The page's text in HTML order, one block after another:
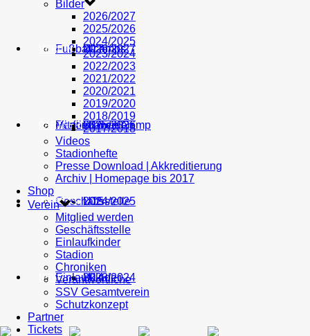
U17
U16
U15
U14
Fußballcamps
Performance Camp
2026/2027
2025/2026
2024/2025
2023/2024
VEREIN
Mitglied werden
Geschäftsstelle
Einlaufkinder
PARTNER
TICKETS
NEWS
Bilder
2026/2027
2025/2026
2024/2025
2023/2024
2022/2023
2021/2022
2020/2021
2019/2020
2018/2019
2017/2018
Videos
Stadionhefte
Presse Download | Akkreditierung
Archiv | Homepage bis 2017
Shop
Verein
Mitglied werden
Geschäftsstelle
Einlaufkinder
Stadion
Chroniken
Verantwortliche
SSV Gesamtverein
Schutzkonzept
Partner
Tickets